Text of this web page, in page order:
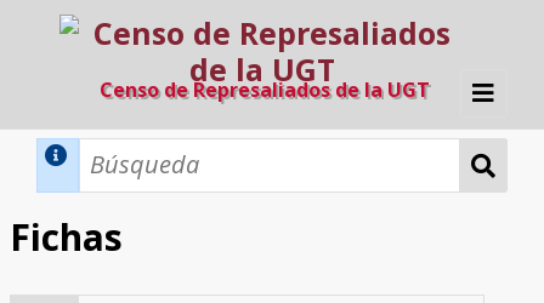
Censo de Represaliados de la UGT
Inicio
Fichas